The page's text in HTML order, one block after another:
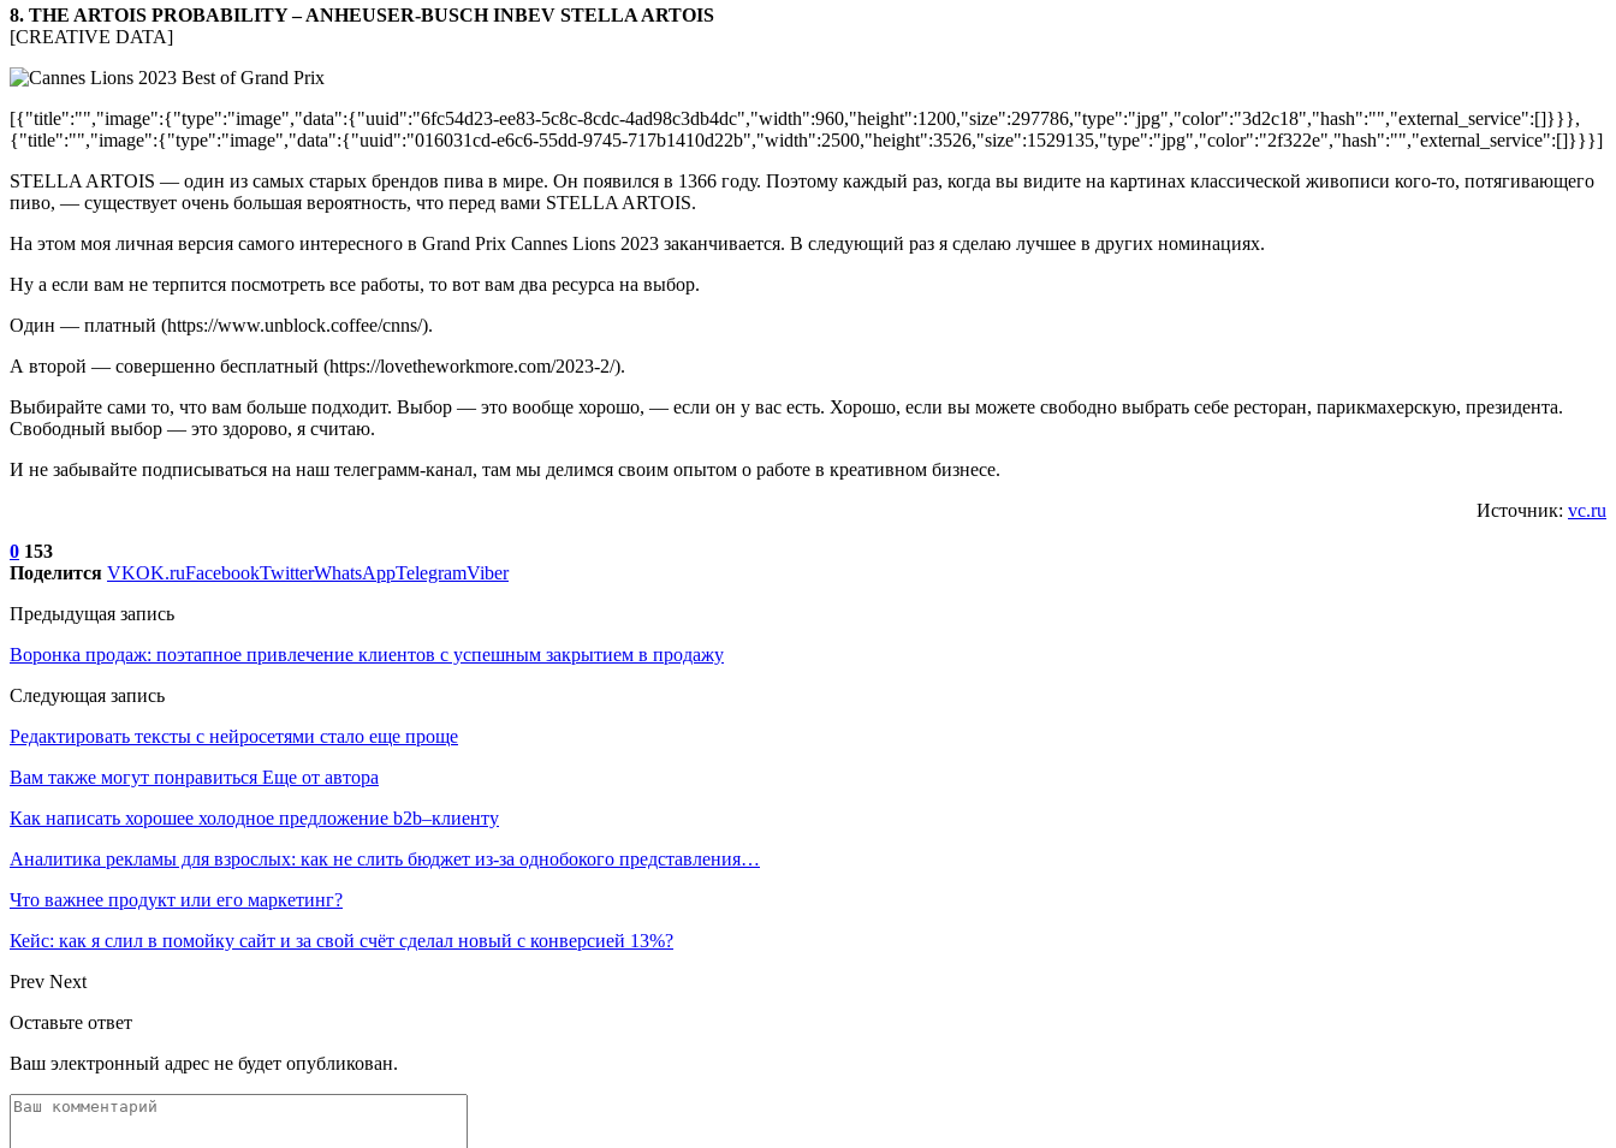
8. THE ARTOIS PROBABILITY – ANHEUSER-BUSCH INBEV STELLA ARTOIS
[CREATIVE DATA]
[{"title":"","image":{"type":"image","data":{"uuid":"6fc54d23-ee83-5c8c-8cdc-4ad98c3db4dc","width":960,"height":1200,"size":297786,"type":"jpg","color":"3d2c18","hash":"","external_service":[]}}},
{"title":"","image":{"type":"image","data":{"uuid":"016031cd-e6c6-55dd-9745-717b1410d22b","width":2500,"height":3526,"size":1529135,"type":"jpg","color":"2f322e","hash":"","external_service":[]}}}]
STELLA ARTOIS — один из самых старых брендов пива в мире. Он появился в 1366 году. Поэтому каждый раз, когда вы видите на картинах классической живописи кого-то, потягивающего
пиво, — существует очень большая вероятность, что перед вами STELLA ARTOIS.
На этом моя личная версия самого интересного в Grand Prix Cannes Lions 2023 заканчивается. В следующий раз я сделаю лучшее в других номинациях.
Ну а если вам не терпится посмотреть все работы, то вот вам два ресурса на выбор.
Один — платный (https://www.unblock.coffee/cnns/).
А второй — совершенно бесплатный (https://lovetheworkmore.com/2023-2/).
Выбирайте сами то, что вам больше подходит. Выбор — это вообще хорошо, — если он у вас есть. Хорошо, если вы можете свободно выбрать себе ресторан, парикмахерскую, президента.
Свободный выбор — это здорово, я считаю.
И не забывайте подписываться на наш телеграмм-канал, там мы делимся своим опытом о работе в креативном бизнесе.
Источник: vc.ru
0 153
Поделится VKOK.ruFacebookTwitterWhatsAppTelegramViber
Предыдущая запись
Воронка продаж: поэтапное привлечение клиентов с успешным закрытием в продажу
Следующая запись
Редактировать тексты с нейросетями стало еще проще
Вам также могут понравиться Еще от автора
Как написать хорошее холодное предложение b2b–клиенту
Аналитика рекламы для взрослых: как не слить бюджет из-за однобокого представления…
Что важнее продукт или его маркетинг?
Кейс: как я слил в помойку сайт и за свой счёт сделал новый с конверсией 13%?
Prev Next
Оставьте ответ
Ваш электронный адрес не будет опубликован.